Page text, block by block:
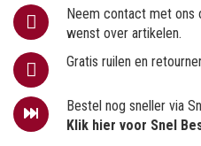
Neem contact met ons
wenst over artikelen.
Gratis ruilen en
Bestel nog sneller via
Klik hier voor Snel